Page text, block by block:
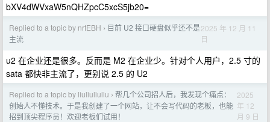
bXV4dWVxaW5nQHZpcC5xcS5jb20=
Replied to a topic by nrtEBH › 目前 U2 接口硬盘似乎还不是
主流
2025 年 12 月 11
日
u2 在企业还是很多。反而是 M2 在企业少。针对个人用户，2.5 寸的
sata 都快非主流了，更别说 2.5 的 U2
Replied to a topic by liuliuliuliu › 帮几个公司招人后，我发现个痛点：
创始人不懂技术。于是我创建了一个网站，让不会写代码的老板，也能
招到顶尖程序员！欢迎老板们试用！
2025
年 12
月 9 日